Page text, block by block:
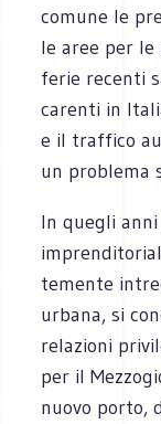
comune le
le aree per le
fe­rie recenti
carenti in
e il traf­fico
un pro­blema
In que­gli
te­mente
urbana, si
rela­zioni
per il
nuovo porto,